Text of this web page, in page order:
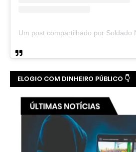
ELOGIO COM DINHEIRO PÚBLICO 👇